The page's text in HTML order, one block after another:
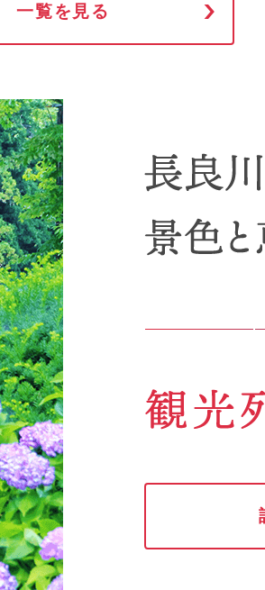
一覧を見る